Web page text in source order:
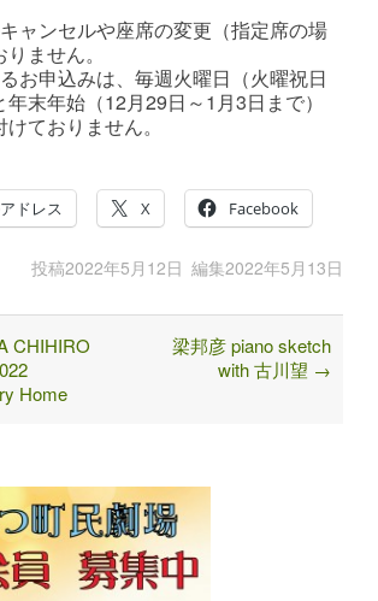
ャンセルや座席の変更（指定席の場
ません。
お申込みは、毎週火曜日（火曜祝日
末年始（12月29日～1月3日まで）
ておりません。
ドレス X Facebook
投稿2022年5月12日 編集2022年5月13日
CHIHIRO
Home
梁邦彦 piano sketch
with 古川望 →